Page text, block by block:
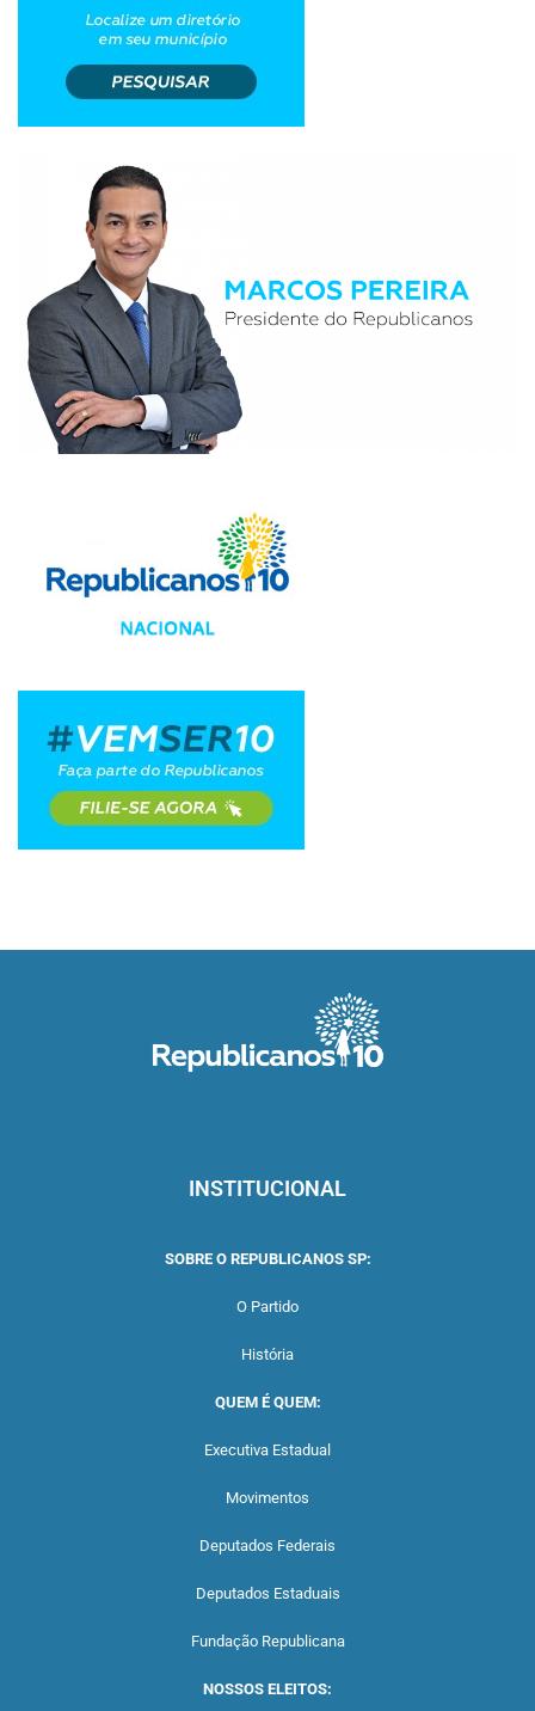
INSTITUCIONAL
SOBRE O REPUBLICANOS SP:
O Partido
História
QUEM É QUEM:
Executiva Estadual
Movimentos
Deputados Federais
Deputados Estaduais
Fundação Republicana
NOSSOS ELEITOS: